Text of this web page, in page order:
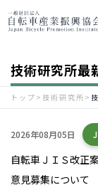
技術研究所最
トップ > 技術研究所 >
2026年08月05日
自転車ＪＩＳ改正
意見募集について